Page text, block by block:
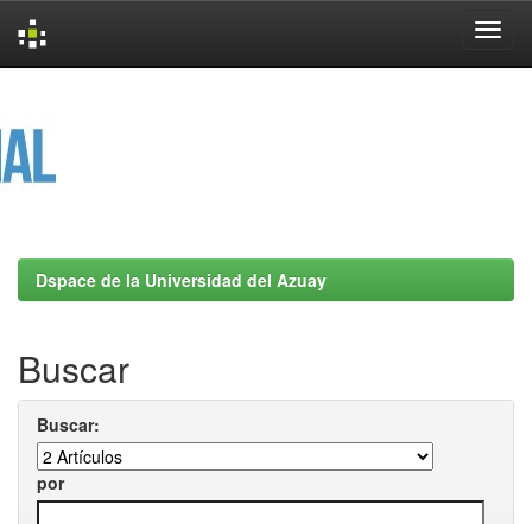
Dspace de la Universidad del Azuay
Buscar
Buscar:
por